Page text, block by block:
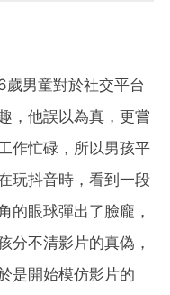
男童對於社交平台
，他誤以為真，更嘗
作忙碌，所以男孩平
玩抖音時，看到一段
的眼球彈出了臉龐，
分不清影片的真偽，
是開始模仿影片的